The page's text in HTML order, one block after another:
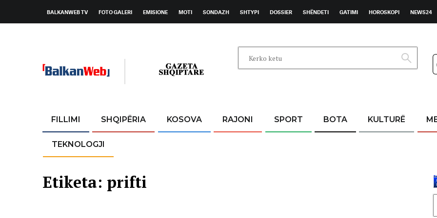
BALKANWEB TV FOTO GALERI EMISIONE MOTI SONDAZH SHTYPI DOSSIER SHËNDETI GATIMI HOROSKOPI NEWS24
FILLIMI SHQIPËRIA KOSOVA RAJONI SPORT BOTA KULTURË
TEKNOLOGJI
Etiketa: prifti